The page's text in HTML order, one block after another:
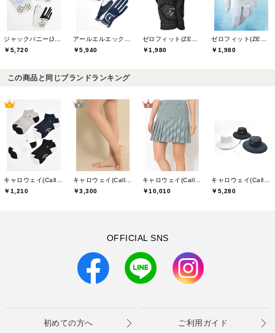
ジャックバニー(Jack Bunny)
￥5,720
アールエルエックスゴルフ(RLX GOLF)
￥5,940
ゼロフィット(ZEROFIT)
￥1,980
ゼロフィット(ZEROFIT)
￥1,980
この商品と同じブランドランキング
￥1,210
￥3,300
￥10,010
￥5,280
OFFICIAL SNS
初めての方へ ご利用ガイド